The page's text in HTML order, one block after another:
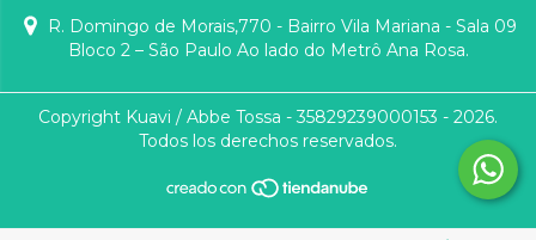
R. Domingo de Morais,770 - Bairro Vila Mariana - Sala 09
Bloco 2 – São Paulo Ao lado do Metrô Ana Rosa.
Copyright Kuavi / Abbe Tossa - 35829239000153 - 2026.
Todos los derechos reservados.